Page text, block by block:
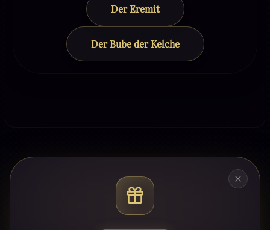
Der Eremit
Der Bube der Kelche